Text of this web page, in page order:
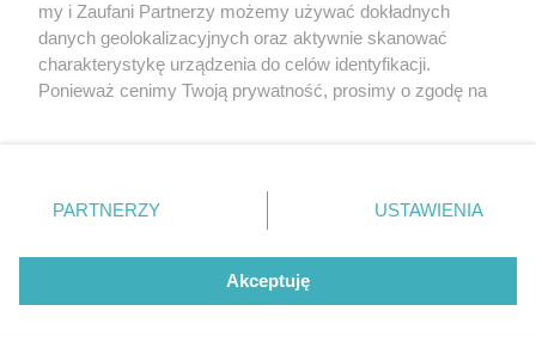
Najpierw wybuchła afera, teraz prezydent
Szewczyk podjął decyzję. Wiceprezydent
reklama
my i Zaufani Partnerzy możemy używać dokładnych
danych geolokalizacyjnych oraz aktywnie skanować
charakterystykę urządzenia do celów identyfikacji.
Ponieważ cenimy Twoją prywatność, prosimy o zgodę na
znajdujący się w lewym dolnym rogu strony
. Niektóre
rodzaje przetwarzania danych nie wymagają zgody
użytkownika, ale masz prawo sprzeciwić się takiemu
przetwarzaniu. Preferencje będą miały zastosowania tylko
na tej witrynie.
PARTNERZY USTAWIENIA
Akceptuję